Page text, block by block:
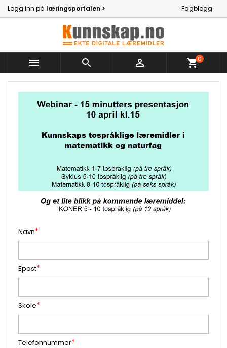
Logg inn på læringsportalen > Fagblogg
   shopping_cart0
Navn
Epost
Skole
Telefonnummer